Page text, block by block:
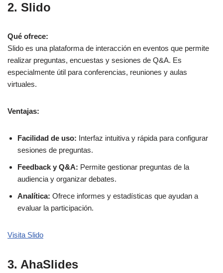
2. Slido
Qué ofrece:
Slido es una plataforma de interacción en eventos que permite
realizar preguntas, encuestas y sesiones de Q&A. Es
especialmente útil para conferencias, reuniones y aulas
virtuales.
Ventajas:
Facilidad de uso: Interfaz intuitiva y rápida para configurar
sesiones de preguntas.
Feedback y Q&A: Permite gestionar preguntas de la
audiencia y organizar debates.
Analítica: Ofrece informes y estadísticas que ayudan a
evaluar la participación.
Visita Slido
3. AhaSlides